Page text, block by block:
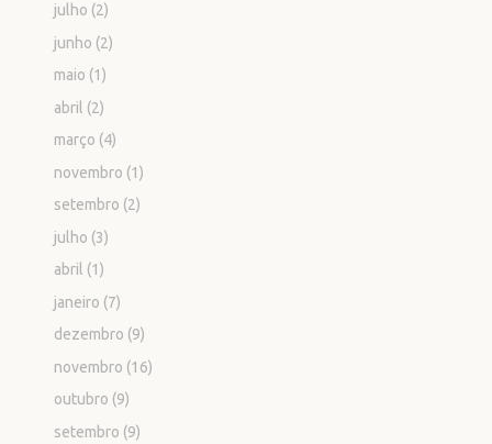
julho (2)
junho (2)
maio (1)
abril (2)
março (4)
novembro (1)
setembro (2)
julho (3)
abril (1)
janeiro (7)
dezembro (9)
novembro (16)
outubro (9)
setembro (9)